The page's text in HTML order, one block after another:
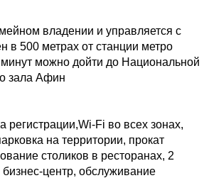
владении и управляется с
в 500 метрах от станции метро
можно дойти до Национальной
зала Афин
регистрации,Wi-Fi во всех зонах,
на территории, прокат
столиков в ресторанах, 2
центр, обслуживание